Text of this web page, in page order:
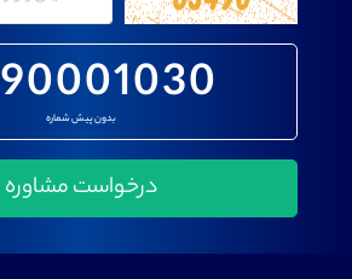
90001030
بدون پیش شماره